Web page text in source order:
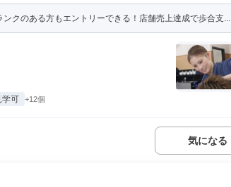
クのある方もエントリーできる！店舗売上達成で歩合支...
学可 +12個
気になる